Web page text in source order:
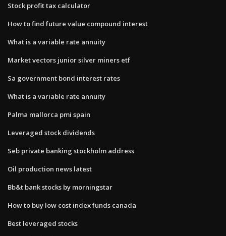
Stock profit tax calculator
How to find future value compound interest
What is a variable rate annuity
Market vectors junior silver miners etf
Sa government bond interest rates
What is a variable rate annuity
Palma mallorca pmi spain
Leveraged stock dividends
Seb private banking stockholm address
Oil production news latest
Bb&t bank stocks by morningstar
How to buy low cost index funds canada
Best leveraged stocks